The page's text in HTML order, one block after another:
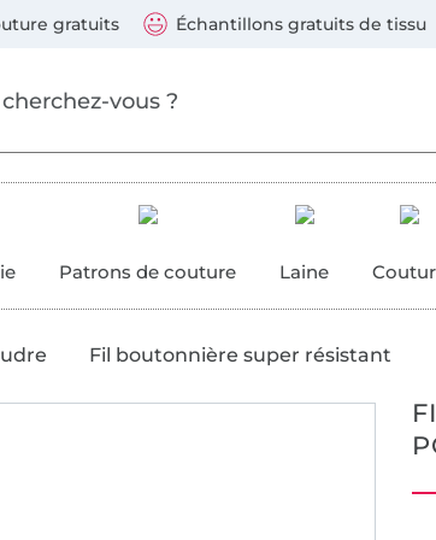
gratuits Échantillons gratuits de tissu
Patrons de couture Laine
Fil boutonnière super résistant
suivants : Visa, Mastercard, Carte bleue,